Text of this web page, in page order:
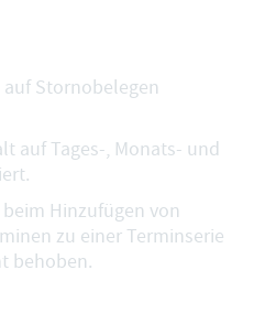
Stornobelegen
auf Tages-, Monats- und
Hinzufügen von
zu einer Terminserie
behoben.